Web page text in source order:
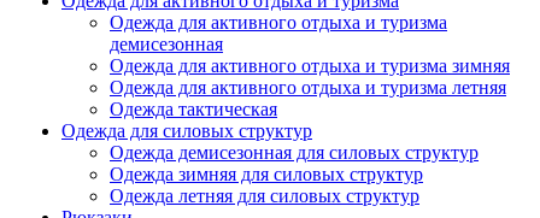
Одежда для активного отдыха и туризма
демисезонная
Одежда для активного отдыха и туризма зимняя
Одежда для активного отдыха и туризма летняя
Одежда тактическая
Одежда для силовых структур
Одежда демисезонная для силовых структур
Одежда зимняя для силовых структур
Одежда летняя для силовых структур